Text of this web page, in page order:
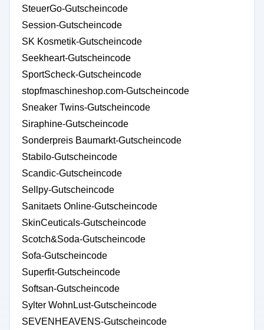
SteuerGo-Gutscheincode
Session-Gutscheincode
SK Kosmetik-Gutscheincode
Seekheart-Gutscheincode
SportScheck-Gutscheincode
stopfmaschineshop.com-Gutscheincode
Sneaker Twins-Gutscheincode
Siraphine-Gutscheincode
Sonderpreis Baumarkt-Gutscheincode
Stabilo-Gutscheincode
Scandic-Gutscheincode
Sellpy-Gutscheincode
Sanitaets Online-Gutscheincode
SkinCeuticals-Gutscheincode
Scotch&Soda-Gutscheincode
Sofa-Gutscheincode
Superfit-Gutscheincode
Softsan-Gutscheincode
Sylter WohnLust-Gutscheincode
SEVENHEAVENS-Gutscheincode